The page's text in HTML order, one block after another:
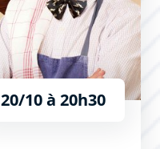
20/10 à 20h30